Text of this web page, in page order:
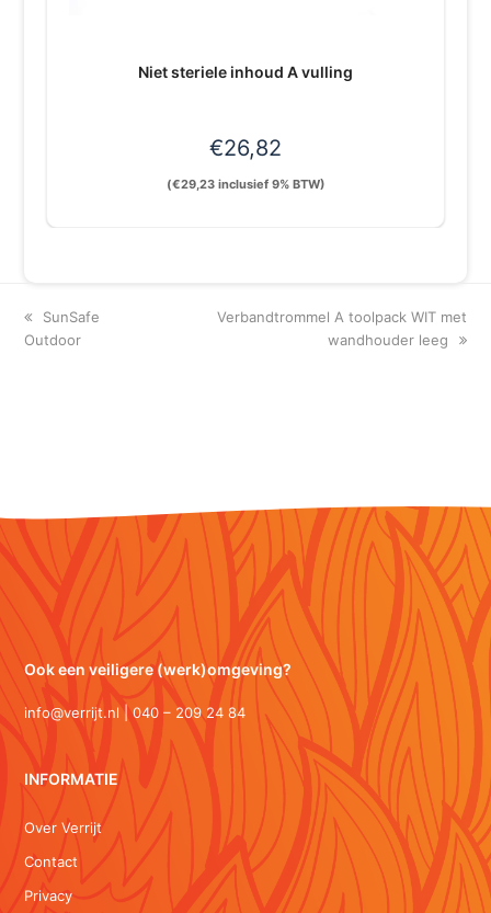
Niet steriele inhoud A vulling
€26,82
(€29,23inclusief 9% BTW)
previous
post:
SunSafe
Outdoor
next
Verbandtrommel A toolpack WIT met
wandhouder leeg
Ook een veiligere (werk)omgeving?
info@verrijt.nl | 040 – 209 24 84
INFORMATIE
Over Verrijt
Contact
Privacy